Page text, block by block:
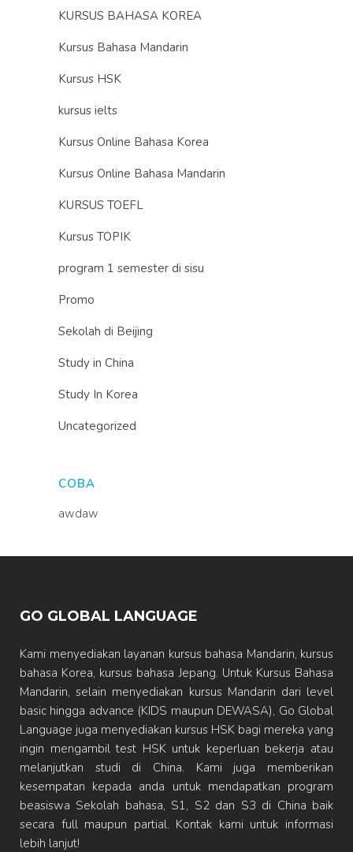
KURSUS BAHASA KOREA
Kursus Bahasa Mandarin
Kursus HSK
kursus ielts
Kursus Online Bahasa Korea
Kursus Online Bahasa Mandarin
KURSUS TOEFL
Kursus TOPIK
program 1 semester di sisu
Promo
Sekolah di Beijing
Study in China
Study In Korea
Uncategorized
COBA
awdaw
GO GLOBAL LANGUAGE
Kami menyediakan layanan kursus bahasa Mandarin, kursus
bahasa Korea, kursus bahasa Jepang. Untuk Kursus Bahasa
Mandarin, selain menyediakan kursus Mandarin dari level
basic hingga advance (KIDS maupun DEWASA), Go Global
Language juga menyediakan kursus HSK bagi mereka yang
ingin mengambil test HSK untuk keperluan bekerja atau
melanjutkan studi di China. Kami juga memberikan
kesempatan kepada anda untuk mendapatkan program
beasiswa Sekolah bahasa, S1, S2 dan S3 di China baik
secara full maupun partial. Kontak kami untuk informasi
lebih lanjut!